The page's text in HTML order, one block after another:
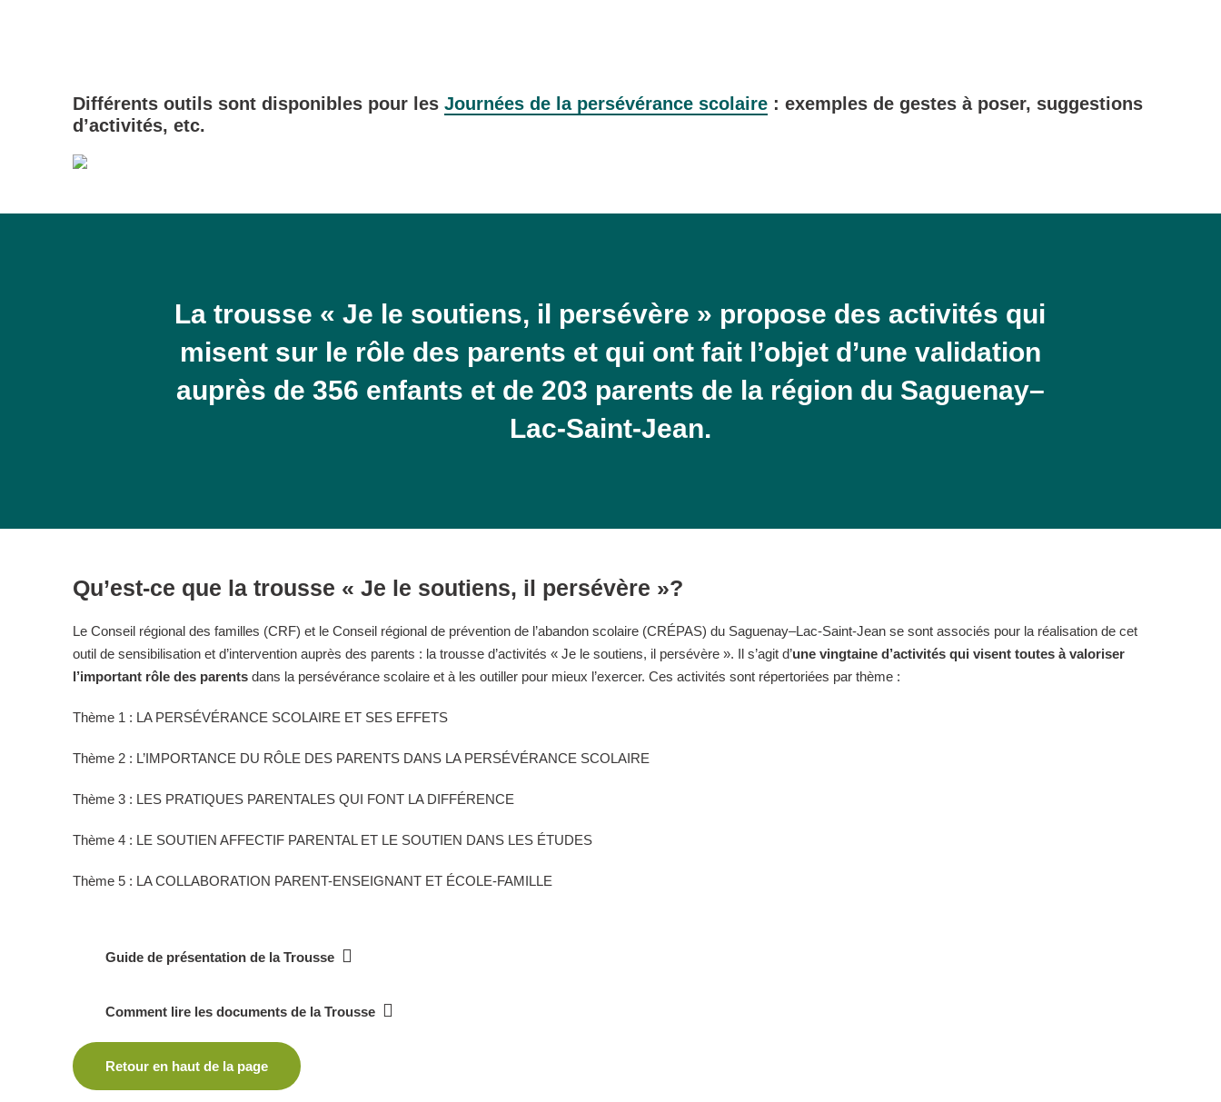
Différents outils sont disponibles pour les Journées de la persévérance scolaire : exemples de gestes à poser, suggestions
d’activités, etc.
La trousse « Je le soutiens, il persévère » propose des activités qui
misent sur le rôle des parents et qui ont fait l’objet d’une validation
auprès de 356 enfants et de 203 parents de la région du Saguenay–
Lac-Saint-Jean.
Qu’est-ce que la trousse « Je le soutiens, il persévère »?
Le Conseil régional des familles (CRF) et le Conseil régional de prévention de l’abandon scolaire (CRÉPAS) du Saguenay–Lac-Saint-Jean se sont associés pour la réalisation de cet
outil de sensibilisation et d’intervention auprès des parents : la trousse d’activités « Je le soutiens, il persévère ». Il s’agit d’une vingtaine d’activités qui visent toutes à valoriser
l’important rôle des parents dans la persévérance scolaire et à les outiller pour mieux l’exercer. Ces activités sont répertoriées par thème :
Thème 1 : LA PERSÉVÉRANCE SCOLAIRE ET SES EFFETS
Thème 2 : L’IMPORTANCE DU RÔLE DES PARENTS DANS LA PERSÉVÉRANCE SCOLAIRE
Thème 3 : LES PRATIQUES PARENTALES QUI FONT LA DIFFÉRENCE
Thème 4 : LE SOUTIEN AFFECTIF PARENTAL ET LE SOUTIEN DANS LES ÉTUDES
Thème 5 : LA COLLABORATION PARENT-ENSEIGNANT ET ÉCOLE-FAMILLE
Guide de présentation de la Trousse
Comment lire les documents de la Trousse
Retour en haut de la page